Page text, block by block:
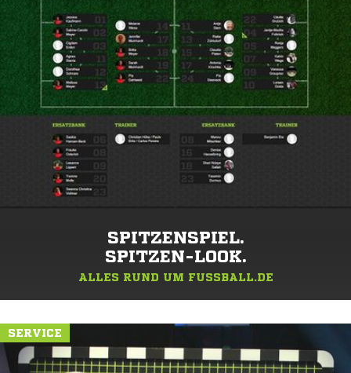
SPITZENSPIEL.
SPITZEN-LOOK.
ALLES RUND UM FUSSBALL.DE
SERVICE